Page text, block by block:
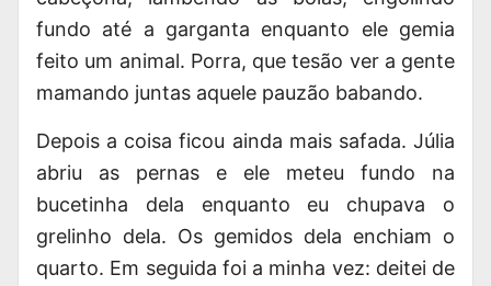
fundo até a garganta enquanto ele gemia
feito um animal. Porra, que tesão ver a gente
mamando juntas aquele pauzão babando.
Depois a coisa ficou ainda mais safada. Júlia
abriu as pernas e ele meteu fundo na
bucetinha dela enquanto eu chupava o
grelinho dela. Os gemidos dela enchiam o
quarto. Em seguida foi a minha vez: deitei de